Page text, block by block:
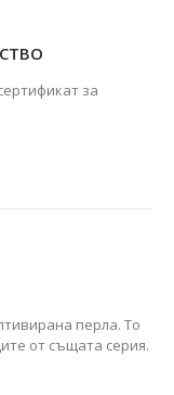
за
перла. То
от същата серия.